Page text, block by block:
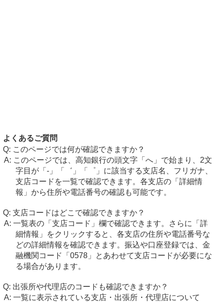
よくあるご質問
このページでは何が確認できますか？
このページでは、高知銀行の頭文字「へ」で始まり、2文
字目が「-」「゛」「゜」に該当する支店名、フリガナ、
支店コードを一覧で確認できます。各支店の「詳細情
報」から住所や電話番号の確認も可能です。
支店コードはどこで確認できますか？
一覧表の「支店コード」欄で確認できます。さらに「詳
細情報」をクリックすると、各支店の住所や電話番号な
どの詳細情報を確認できます。振込や口座登録では、金
融機関コード「0578」とあわせて支店コードが必要にな
る場合があります。
出張所や代理店のコードも確認できますか？
一覧に表示されている支店・出張所・代理店について